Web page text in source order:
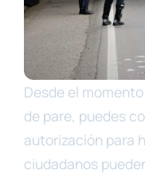
Desde el
de pare, puedes
autorización para
ciudadanos